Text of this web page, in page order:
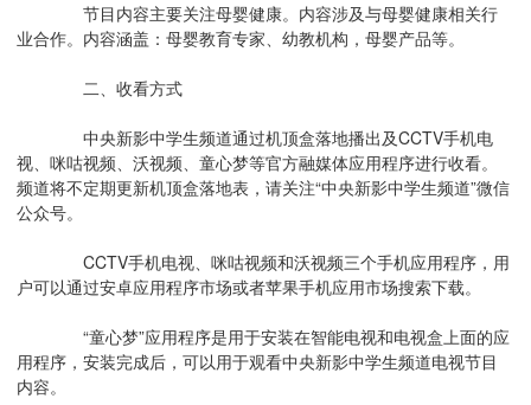
节目内容主要关注母婴健康。内容涉及与母婴健康相关行
业合作。内容涵盖：母婴教育专家、幼教机构，母婴产品等。
二、收看方式
中央新影中学生频道通过机顶盒落地播出及CCTV手机电
视、咪咕视频、沃视频、童心梦等官方融媒体应用程序进行收看。
频道将不定期更新机顶盒落地表，请关注“中央新影中学生频道”微信
公众号。
CCTV手机电视、咪咕视频和沃视频三个手机应用程序，用
户可以通过安卓应用程序市场或者苹果手机应用市场搜索下载。
“童心梦”应用程序是用于安装在智能电视和电视盒上面的应
用程序，安装完成后，可以用于观看中央新影中学生频道电视节目
内容。